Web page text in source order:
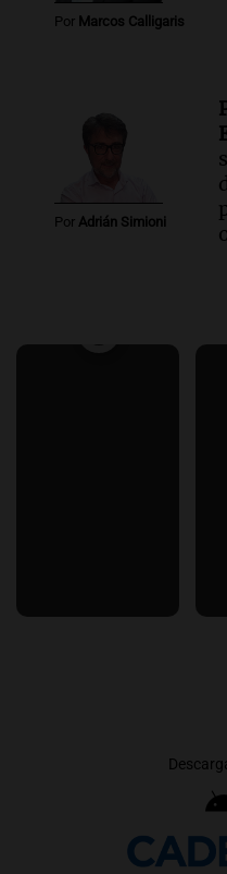
Por Marcos Calligaris
Por Adrián Simioni